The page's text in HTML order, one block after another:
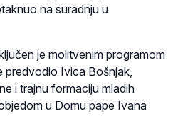
na suradnju u
je molitvenim programom
predvodio Ivica Bošnjak,
i trajnu formaciju mladih
u Domu pape Ivana